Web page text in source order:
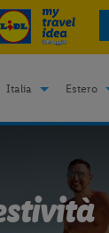
Italia Estero